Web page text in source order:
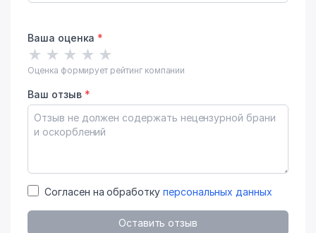
Ваша оценка *
★ ★ ★ ★ ★
Оценка формирует рейтинг компании
Ваш отзыв *
Согласен на обработку персональных данных
Оставить отзыв